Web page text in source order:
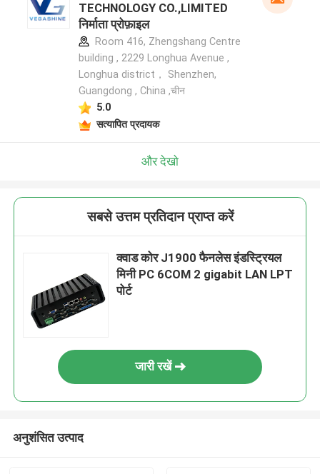
TECHNOLOGY CO.,LIMITED
निर्माता प्रोफ़ाइल
Room 416, Zhengshang Centre
building , 2229 Longhua Avenue ,
Longhua district， Shenzhen,
Guangdong , China ,चीन
5.0
सत्यापित प्रदायक
और देखो
सबसे उत्तम प्रतिदान प्राप्त करें
क्वाड कोर J1900 फैनलेस इंडस्ट्रियल
मिनी PC 6COM 2 gigabit LAN LPT
पोर्ट
जारी रखें
अनुशंसित उत्पाद